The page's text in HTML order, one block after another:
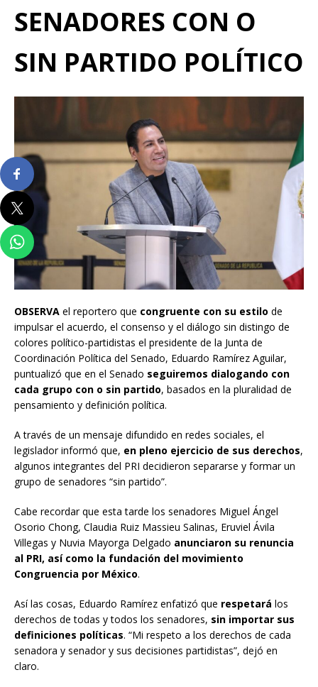
SENADORES CON O
SIN PARTIDO POLÍTICO
OBSERVA el reportero que congruente con su estilo de
impulsar el acuerdo, el consenso y el diálogo sin distingo de
colores político-partidistas el presidente de la Junta de
Coordinación Política del Senado, Eduardo Ramírez Aguilar,
puntualizó que en el Senado seguiremos dialogando con
cada grupo con o sin partido, basados en la pluralidad de
pensamiento y definición política.
A través de un mensaje difundido en redes sociales, el
legislador informó que, en pleno ejercicio de sus derechos,
algunos integrantes del PRI decidieron separarse y formar un
grupo de senadores “sin partido”.
Cabe recordar que esta tarde los senadores Miguel Ángel
Osorio Chong, Claudia Ruiz Massieu Salinas, Eruviel Ávila
Villegas y Nuvia Mayorga Delgado anunciaron su renuncia
al PRI, así como la fundación del movimiento
Congruencia por México.
Así las cosas, Eduardo Ramírez enfatizó que respetará los
derechos de todas y todos los senadores, sin importar sus
definiciones políticas. “Mi respeto a los derechos de cada
senadora y senador y sus decisiones partidistas”, dejó en
claro.